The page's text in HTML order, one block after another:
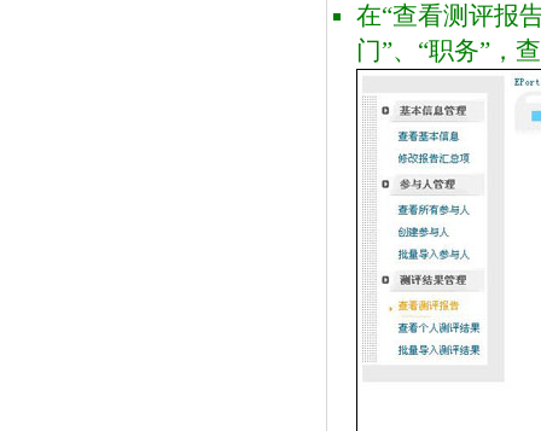
在“查看测评报
门”、“职务”，